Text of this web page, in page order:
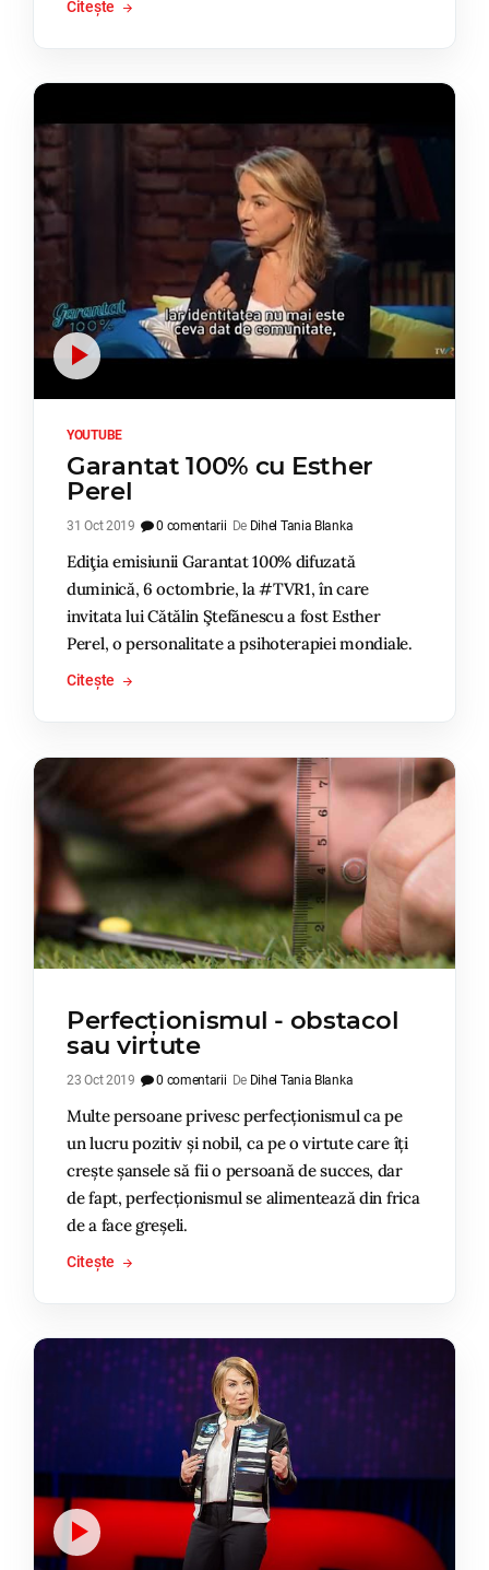
Citește
YOUTUBE
Garantat 100% cu Esther
Perel
31 Oct 2019 0 comentarii De Dihel Tania Blanka
Ediţia emisiunii Garantat 100% difuzată
duminică, 6 octombrie, la #TVR1, în care
invitata lui Cătălin Ştefănescu a fost Esther
Perel, o personalitate a psihoterapiei mondiale.
Citește
Perfecționismul - obstacol
sau virtute
23 Oct 2019 0 comentarii De Dihel Tania Blanka
Multe persoane privesc perfecționismul ca pe
un lucru pozitiv și nobil, ca pe o virtute care îți
crește șansele să fii o persoană de succes, dar
de fapt, perfecționismul se alimentează din frica
de a face greșeli.
Citește